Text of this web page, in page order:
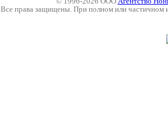
Все права защищены. При полном или частичном